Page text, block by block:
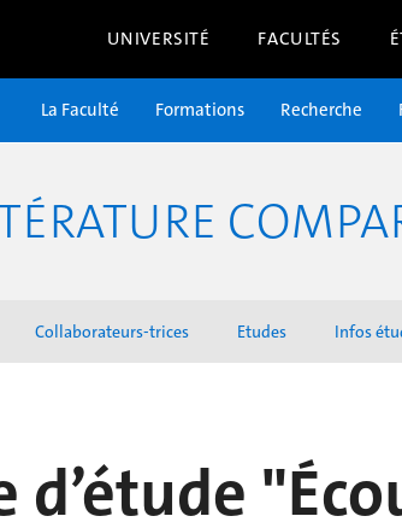
UNIVERSITÉ FACULTÉS
La Faculté Formations Recherche
Collaborateurs-trices Etudes Infos
d’étude